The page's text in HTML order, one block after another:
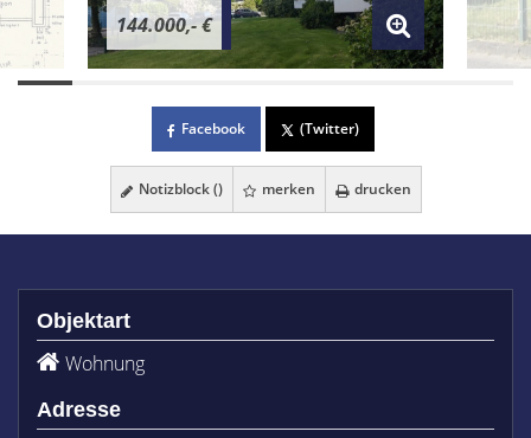
144.000,- €
Facebook (Twitter)
Notizblock () merken drucken
Objektart
Wohnung
Adresse